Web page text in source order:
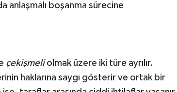
anlaşmalı boşanma sürecine
çekişmeliolmak üzere iki türe ayrılır.
haklarına saygı gösterir ve ortak bir